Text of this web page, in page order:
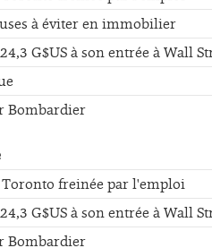
à éviter en immobilier
G$US à son entrée à Wall
Bombardier
Toronto freinée par l'emploi
G$US à son entrée à Wall
Bombardier